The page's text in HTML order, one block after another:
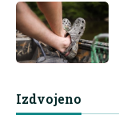
Izdvojeno